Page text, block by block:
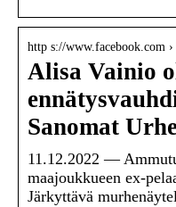
http s://www.facebook.com
Alisa Vainio
Sanomat
11.12.2022 —
maajoukkueen ex-
Järkyttävä